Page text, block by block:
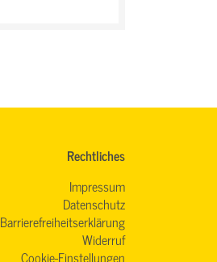
Rechtliches
Impressum
Datenschutz
Barrierefreiheitserklärung
Widerruf
Cookie-Einstellungen